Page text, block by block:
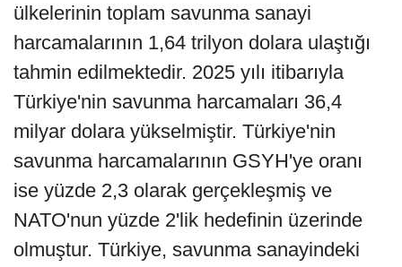
ülkelerinin toplam savunma sanayi
harcamalarının 1,64 trilyon dolara ulaştığı
tahmin edilmektedir. 2025 yılı itibarıyla
Türkiye'nin savunma harcamaları 36,4
milyar dolara yükselmiştir. Türkiye'nin
savunma harcamalarının GSYH'ye oranı
ise yüzde 2,3 olarak gerçekleşmiş ve
NATO'nun yüzde 2'lik hedefinin üzerinde
olmuştur. Türkiye, savunma sanayindeki